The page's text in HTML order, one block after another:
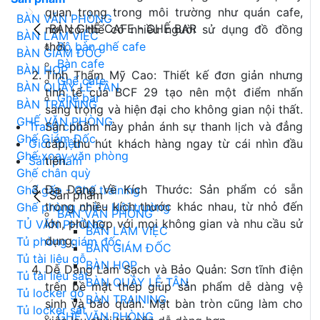
BÀN VĂN PHÒNG
BÀN LÀM VIỆC
BÀN GIÁM ĐỐC
BÀN HỌP
BÀN QUẦY LỄ TÂN
BÀN TRAINING
GHẾ VĂN PHÒNG
Ghế Giám Đốc
Ghế xoay văn phòng
Ghế chân quỳ
Ghế gấp - Ghế training
Ghế phòng chờ - Hội trường
TỦ VĂN PHÒNG
Tủ phòng giám đốc
Tủ tài liệu gỗ
Tủ tài liệu sắt
Tủ locker gỗ
Tủ locker sắt
BÀN GHẾ CAFE - GHẾ BAR
Bộ bàn ghế cafe
Bàn cafe
Ghế cafe
Ghế bar
Trang chủ
Giới thiệu
Sản phẩm
Sản phẩm
BÀN VĂN PHÒNG
BÀN LÀM VIỆC
BÀN GIÁM ĐỐC
BÀN HỌP
BÀN QUẦY LỄ TÂN
BÀN TRAINING
GHẾ VĂN PHÒNG
quan trọng trong môi trường như quán cafe,
nơi có thể có nhiều người sử dụng đồ đồng
thời.
Tính Thẩm Mỹ Cao: Thiết kế đơn giản nhưng
tinh tế của BCF 29 tạo nên một điểm nhấn
sang trọng và hiện đại cho không gian nội thất.
Sản phẩm này phản ánh sự thanh lịch và đẳng
cấp, thu hút khách hàng ngay từ cái nhìn đầu
tiên.
Đa Dạng Về Kích Thước: Sản phẩm có sẵn
trong nhiều kích thước khác nhau, từ nhỏ đến
lớn, phù hợp với mọi không gian và nhu cầu sử
dụng.
Dễ Dàng Làm Sạch và Bảo Quản: Sơn tĩnh điện
trên bề mặt thép giúp sản phẩm dễ dàng vệ
sinh và bảo quản. Mặt bàn tròn cũng làm cho